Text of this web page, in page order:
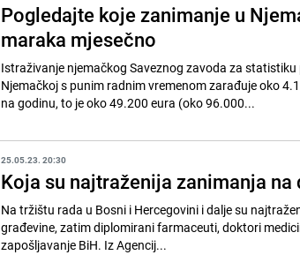
Pogledajte koje zanimanje u
maraka mjesečno
Istraživanje njemačkog Saveznog zavoda za
Njemačkoj s punim radnim vremenom zarađuje oko
na godinu, to je oko 49.200 eura (oko 96.000...
25.05.23. 20:30
Koja su najtraženija zanimanja
Na tržištu rada u Bosni i Hercegovini i dalje su
građevine, zatim diplomirani farmaceuti, doktori
zapošljavanje BiH. Iz Agencij...